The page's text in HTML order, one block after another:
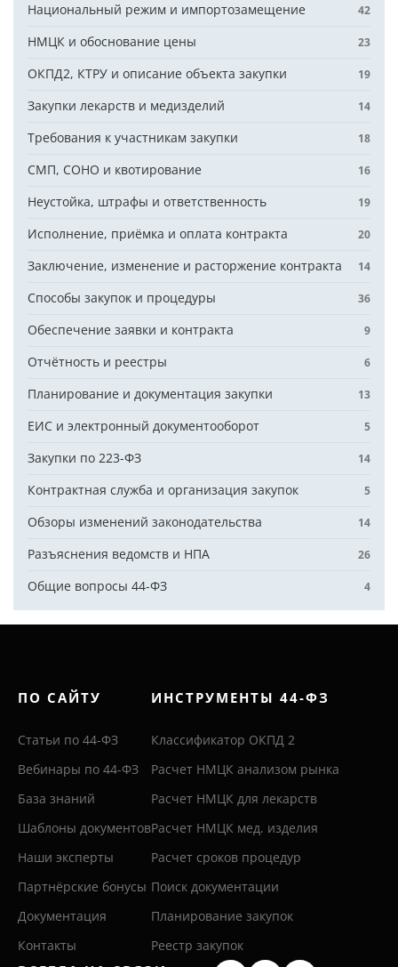
Национальный режим и импортозамещение 42
НМЦК и обоснование цены 23
ОКПД2, КТРУ и описание объекта закупки 19
Закупки лекарств и медизделий 14
Требования к участникам закупки 18
СМП, СОНО и квотирование 16
Неустойка, штрафы и ответственность 19
Исполнение, приёмка и оплата контракта 20
Заключение, изменение и расторжение контракта 14
Способы закупок и процедуры 36
Обеспечение заявки и контракта 9
Отчётность и реестры 6
Планирование и документация закупки 13
ЕИС и электронный документооборот 5
Закупки по 223-ФЗ 14
Контрактная служба и организация закупок 5
Обзоры изменений законодательства 14
Разъяснения ведомств и НПА 26
Общие вопросы 44-ФЗ 4
ПО САЙТУ
Статьи по 44-ФЗ
Вебинары по 44-ФЗ
База знаний
Шаблоны документов
Наши эксперты
Партнёрские бонусы
Документация
Контакты
ИНСТРУМЕНТЫ 44-ФЗ
Классификатор ОКПД 2
Расчет НМЦК анализом рынка
Расчет НМЦК для лекарств
Расчет НМЦК мед. изделия
Расчет сроков процедур
Поиск документации
Планирование закупок
Реестр закупок